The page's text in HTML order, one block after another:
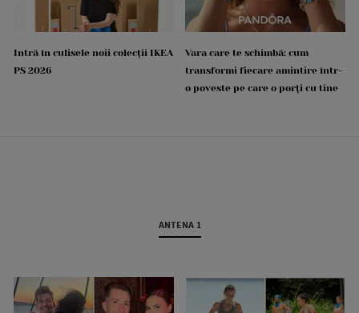
Intră în culisele noii colecții IKEA
PS 2026
Vara care te schimbă: cum
transformi fiecare amintire într-
o poveste pe care o porți cu tine
ANTENA 1